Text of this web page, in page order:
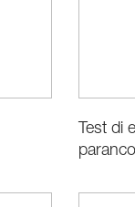
Test di